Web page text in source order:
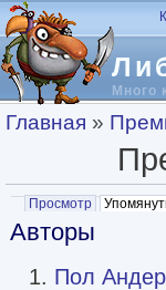
Перейти к основному
Много
Вы здесь
Главная »
Главные
Просмотр
Авторы
Пол